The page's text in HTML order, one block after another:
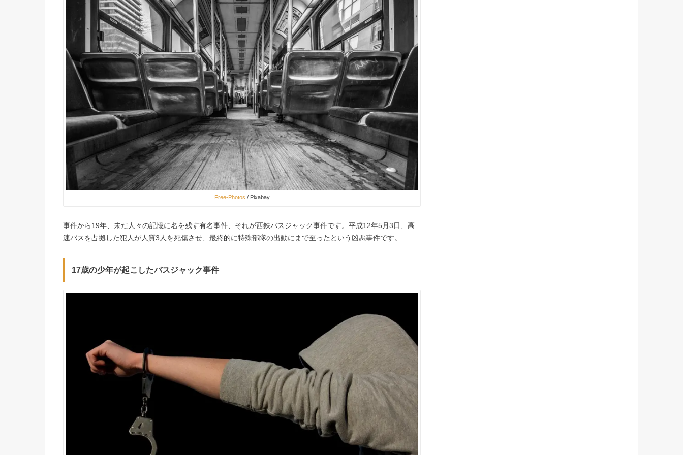
Free-Photos / Pixabay
事件から19年、未だ人々の記憶に名を残す有名事件、それが西鉄バスジャック事件です。平成12年5月3日、高
速バスを占拠した犯人が人質3人を死傷させ、最終的に特殊部隊の出動にまで至ったという凶悪事件です。
17歳の少年が起こしたバスジャック事件